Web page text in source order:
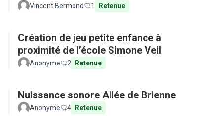
Vincent Bermond 1 Retenue
Création de jeu petite enfance à
proximité de l’école Simone Veil
Anonyme 2 Retenue
Nuissance sonore Allée de Brienne
Anonyme 4 Retenue